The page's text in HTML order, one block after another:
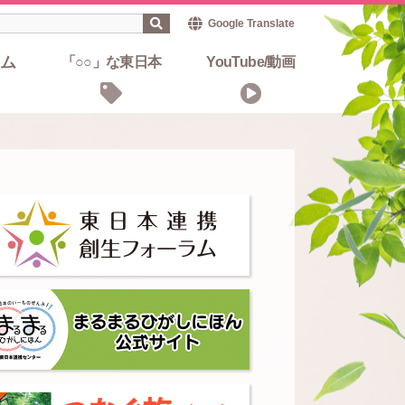
「○○」な東日本 YouTube/動画
Google Translate